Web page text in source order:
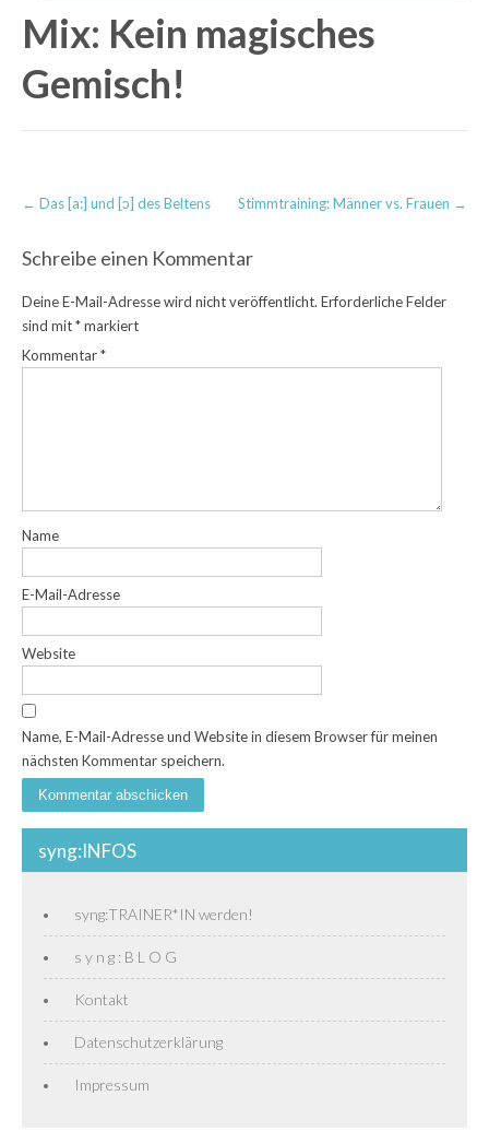
Mix: Kein magisches
Gemisch!
Post
navigation
← Das [a:] und [ɔ] des Beltens Stimmtraining: Männer vs. Frauen →
Schreibe einen Kommentar
Deine E-Mail-Adresse wird nicht veröffentlicht. Erforderliche Felder
sind mit*markiert
Kommentar*
Name
E-Mail-Adresse
Website
Name, E-Mail-Adresse und Website in diesem Browser für meinen
nächsten Kommentar speichern.
syng:INFOS
syng:TRAINER*IN werden!
s y n g : B L O G
Kontakt
Datenschutzerklärung
Impressum